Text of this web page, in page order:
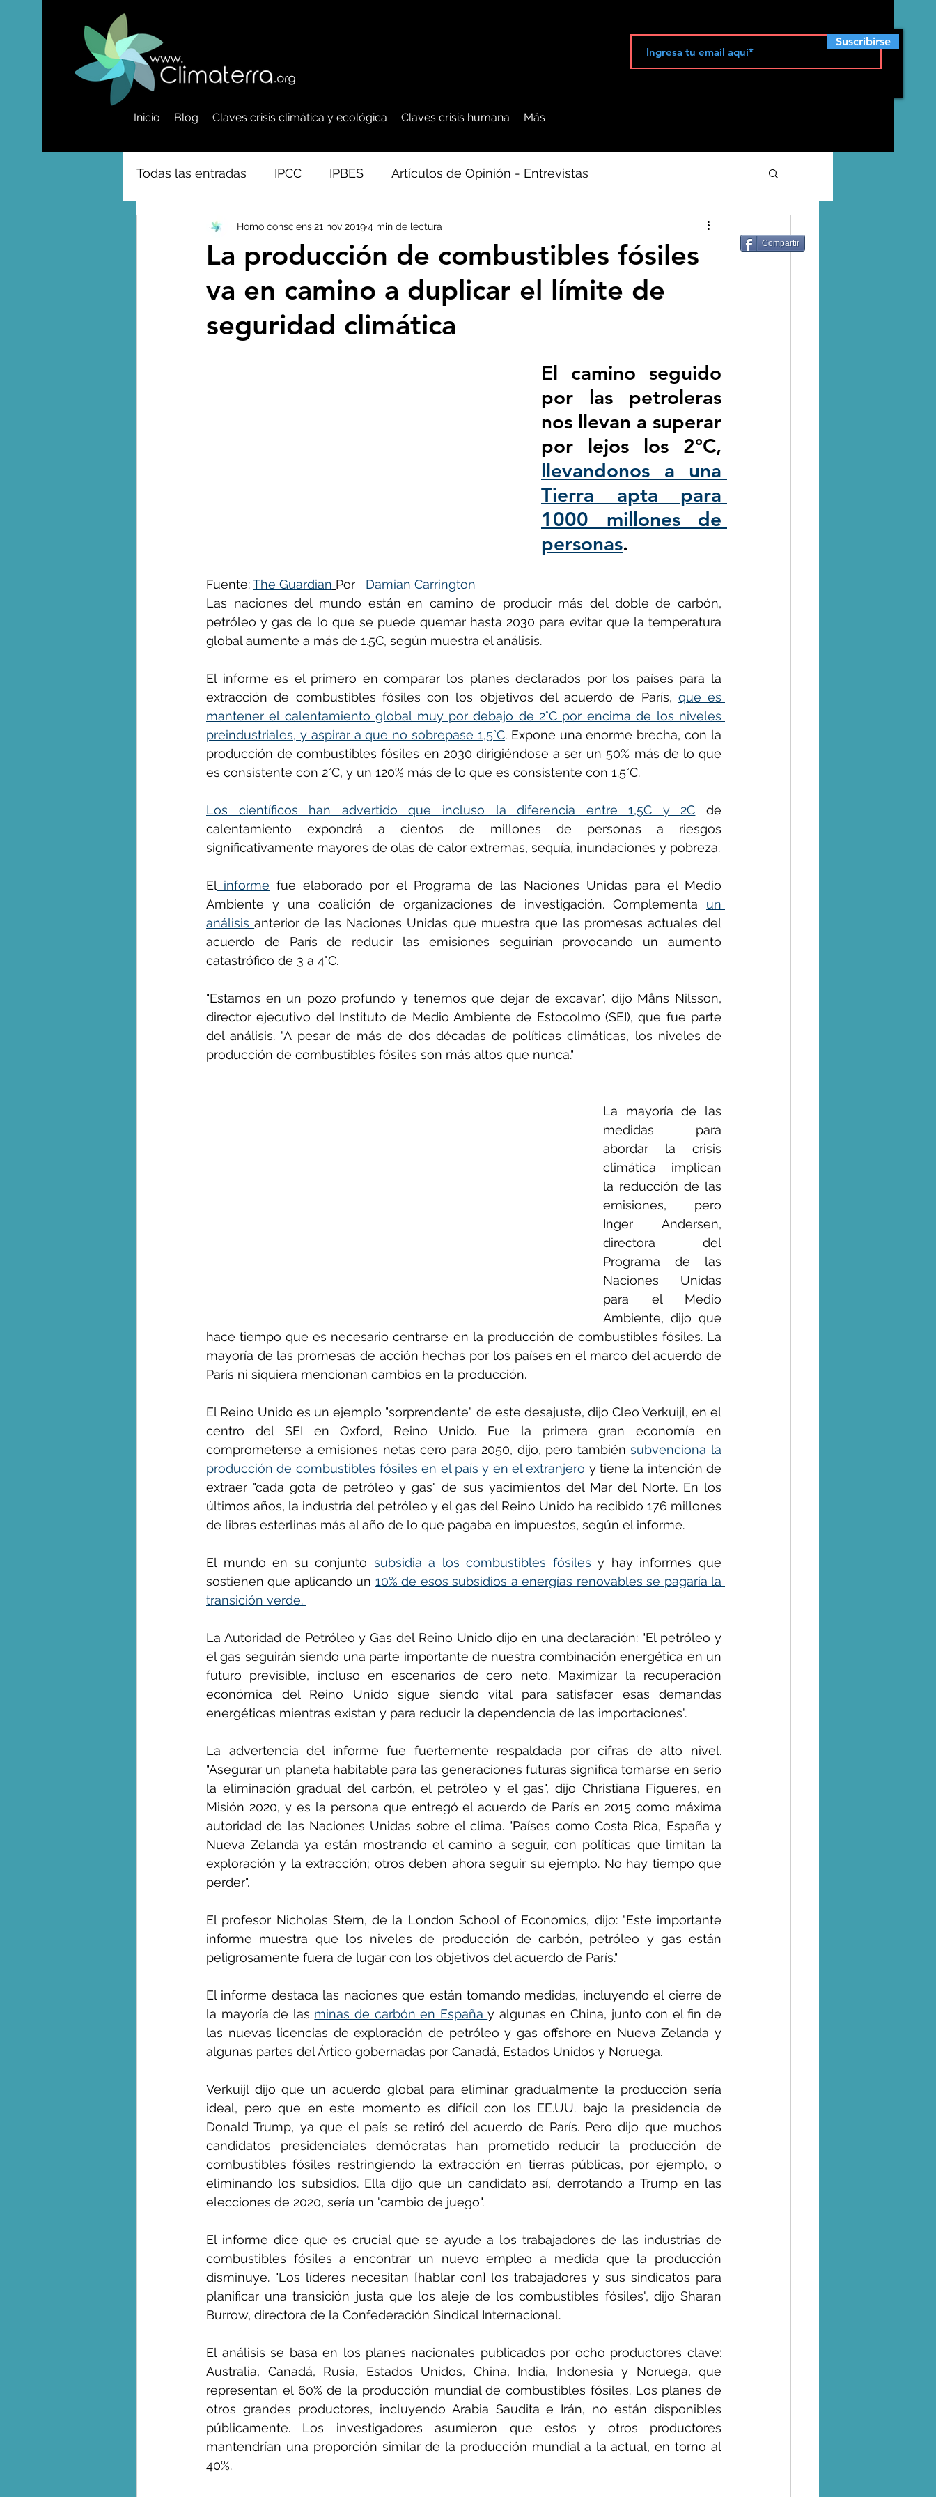
Suscribirse
Inicio Blog Claves crisis climática y ecológica Claves crisis humana Más
Todas las entradas IPCC IPBES Artículos de Opinión - Entrevistas
Activismo - Greta - Científicos Seguridad Alimentaria-Agua-Dieta
Amazonas - Selvas tropicales - Bosq Artico - Antártida - Glaciares
Biodiversidad - Animales- Insectos
Carbono neutralidad
Contaminadores: petróleo, plástico Coronavirus
Desforestación - Uso de la Tierra
Eventos extremos e impactos Filosofía - Sociología Geoingeniería
George Monbiot en español Huella de carbono
La producción de combustibles fósiles
va en camino a duplicar el límite de
seguridad climática
Homo consciens21 nov 20194 min de lectura
El camino seguido
por las petroleras
nos llevan a superar
llevandonos a una
Tierra apta para
1000 millones de
personas.
Fuente: The Guardian Por Damian Carrington
Las naciones del mundo están en camino de producir más del doble de carbón,
petróleo y gas de lo que se puede quemar hasta 2030 para evitar que la temperatura
global aumente a más de 1.5C, según muestra el análisis.
El informe es el primero en comparar los planes declarados por los países para la
extracción de combustibles fósiles con los objetivos del acuerdo de París, que es
mantener el calentamiento global muy por debajo de 2°C por encima de los niveles
preindustriales, y aspirar a que no sobrepase 1,5°C. Expone una enorme brecha, con la
producción de combustibles fósiles en 2030 dirigiéndose a ser un 50% más de lo que
es consistente con 2°C, y un 120% más de lo que es consistente con 1.5°C.
Los científicos han advertido que incluso la diferencia entre 1,5C y 2C de
calentamiento expondrá a cientos de millones de personas a riesgos
significativamente mayores de olas de calor extremas, sequía, inundaciones y pobreza.
El informe fue elaborado por el Programa de las Naciones Unidas para el Medio
Ambiente y una coalición de organizaciones de investigación. Complementa un
análisis anterior de las Naciones Unidas que muestra que las promesas actuales del
acuerdo de París de reducir las emisiones seguirían provocando un aumento
catastrófico de 3 a 4°C.
"Estamos en un pozo profundo y tenemos que dejar de excavar", dijo Måns Nilsson,
director ejecutivo del Instituto de Medio Ambiente de Estocolmo (SEI), que fue parte
del análisis. "A pesar de más de dos décadas de políticas climáticas, los niveles de
producción de combustibles fósiles son más altos que nunca."
La mayoría de las
medidas para
abordar la crisis
climática implican
la reducción de las
emisiones, pero
Inger Andersen,
directora del
Programa de las
Naciones Unidas
para el Medio
Ambiente, dijo que
hace tiempo que es necesario centrarse en la producción de combustibles fósiles. La
mayoría de las promesas de acción hechas por los países en el marco del acuerdo de
París ni siquiera mencionan cambios en la producción.
El Reino Unido es un ejemplo "sorprendente" de este desajuste, dijo Cleo Verkuijl, en el
centro del SEI en Oxford, Reino Unido. Fue la primera gran economía en
comprometerse a emisiones netas cero para 2050, dijo, pero también subvenciona la
producción de combustibles fósiles en el país y en el extranjero y tiene la intención de
extraer "cada gota de petróleo y gas" de sus yacimientos del Mar del Norte. En los
últimos años, la industria del petróleo y el gas del Reino Unido ha recibido 176 millones
de libras esterlinas más al año de lo que pagaba en impuestos, según el informe.
El mundo en su conjunto subsidia a los combustibles fósiles y hay informes que
sostienen que aplicando un 10% de esos subsidios a energías renovables se pagaría la
transición verde.
La Autoridad de Petróleo y Gas del Reino Unido dijo en una declaración: "El petróleo y
el gas seguirán siendo una parte importante de nuestra combinación energética en un
futuro previsible, incluso en escenarios de cero neto. Maximizar la recuperación
económica del Reino Unido sigue siendo vital para satisfacer esas demandas
energéticas mientras existan y para reducir la dependencia de las importaciones".
La advertencia del informe fue fuertemente respaldada por cifras de alto nivel.
"Asegurar un planeta habitable para las generaciones futuras significa tomarse en serio
la eliminación gradual del carbón, el petróleo y el gas", dijo Christiana Figueres, en
Misión 2020, y es la persona que entregó el acuerdo de París en 2015 como máxima
autoridad de las Naciones Unidas sobre el clima. "Países como Costa Rica, España y
Nueva Zelanda ya están mostrando el camino a seguir, con políticas que limitan la
exploración y la extracción; otros deben ahora seguir su ejemplo. No hay tiempo que
perder".
El profesor Nicholas Stern, de la London School of Economics, dijo: "Este importante
informe muestra que los niveles de producción de carbón, petróleo y gas están
peligrosamente fuera de lugar con los objetivos del acuerdo de París."
El informe destaca las naciones que están tomando medidas, incluyendo el cierre de
la mayoría de las minas de carbón en España y algunas en China, junto con el fin de
las nuevas licencias de exploración de petróleo y gas offshore en Nueva Zelanda y
algunas partes del Ártico gobernadas por Canadá, Estados Unidos y Noruega.
Verkuijl dijo que un acuerdo global para eliminar gradualmente la producción sería
ideal, pero que en este momento es difícil con los EE.UU. bajo la presidencia de
Donald Trump, ya que el país se retiró del acuerdo de París. Pero dijo que muchos
candidatos presidenciales demócratas han prometido reducir la producción de
combustibles fósiles restringiendo la extracción en tierras públicas, por ejemplo, o
eliminando los subsidios. Ella dijo que un candidato así, derrotando a Trump en las
elecciones de 2020, sería un "cambio de juego".
El informe dice que es crucial que se ayude a los trabajadores de las industrias de
combustibles fósiles a encontrar un nuevo empleo a medida que la producción
disminuye. "Los líderes necesitan [hablar con] los trabajadores y sus sindicatos para
planificar una transición justa que los aleje de los combustibles fósiles", dijo Sharan
Burrow, directora de la Confederación Sindical Internacional.
El análisis se basa en los planes nacionales publicados por ocho productores clave:
Australia, Canadá, Rusia, Estados Unidos, China, India, Indonesia y Noruega, que
representan el 60% de la producción mundial de combustibles fósiles. Los planes de
otros grandes productores, incluyendo Arabia Saudita e Irán, no están disponibles
públicamente. Los investigadores asumieron que estos y otros productores
mantendrían una proporción similar de la producción mundial a la actual, en torno al
40%.
Compartir